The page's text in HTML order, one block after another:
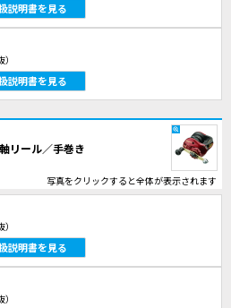
説明書を見る
）
説明書を見る
リール／手巻き
写真をクリックすると全体が表示されます
）
説明書を見る
）